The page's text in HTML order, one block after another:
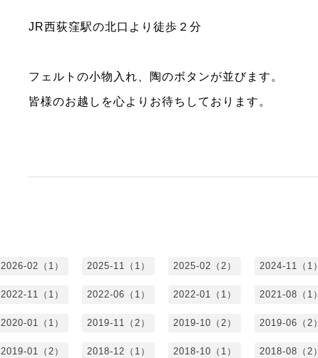
J R西荻窪駅の北口より徒歩２分
フェルトの小物入れ、陶のボタンが並びます。
皆様のお越しを心よりお待ちしております。
2026-02（1） 2025-11（1） 2025-02（2） 2024-11（1）
2022-11（1） 2022-06（1） 2022-01（1） 2021-08（1）
2020-01（1） 2019-11（2） 2019-10（2） 2019-06（2）
2019-01（2） 2018-12（1） 2018-10（1） 2018-08（2）